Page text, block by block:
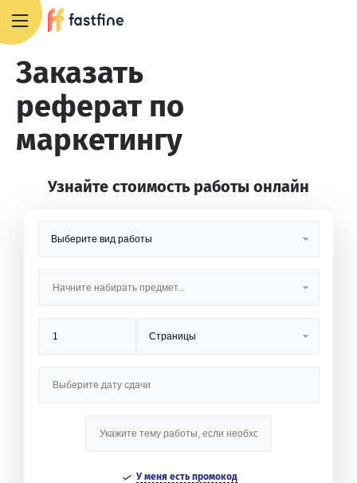
Заказать
реферат по
маркетингу
Узнайте стоимость работы онлайн
У меня есть промокод